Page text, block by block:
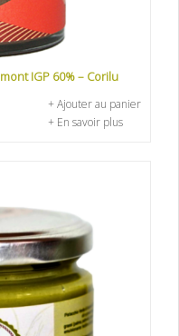
IGP 60% – Corilu
+ Ajouter au panier
+ En savoir plus